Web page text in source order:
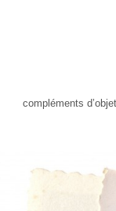
compléments